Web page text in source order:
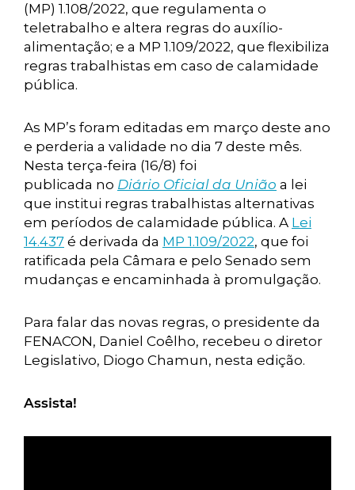
(MP) 1.108/2022, que regulamenta o
teletrabalho e altera regras do auxílio-
alimentação; e a MP 1.109/2022, que flexibiliza
regras trabalhistas em caso de calamidade
pública.
As MP’s foram editadas em março deste ano
e perderia a validade no dia 7 deste mês.
Nesta terça-feira (16/8) foi
publicada no Diário Oficial da União a lei
que institui regras trabalhistas alternativas
em períodos de calamidade pública. A Lei
14.437 é derivada da MP 1.109/2022, que foi
ratificada pela Câmara e pelo Senado sem
mudanças e encaminhada à promulgação.
Para falar das novas regras, o presidente da
FENACON, Daniel Coêlho, recebeu o diretor
Legislativo, Diogo Chamun, nesta edição.
Assista!